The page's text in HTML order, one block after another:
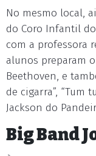
No mesmo local,
do Coro Infantil
com a professora
alunos preparam
Beethoven, e
de cigarra”, “Tum
Jackson do
Big Band